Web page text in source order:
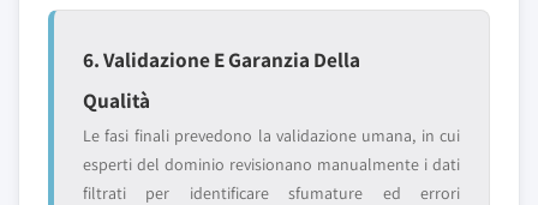
6. Validazione E Garanzia Della
Qualità
Le fasi finali prevedono la validazione umana, in cui
esperti del dominio revisionano manualmente i dati
filtrati per identificare sfumature ed errori